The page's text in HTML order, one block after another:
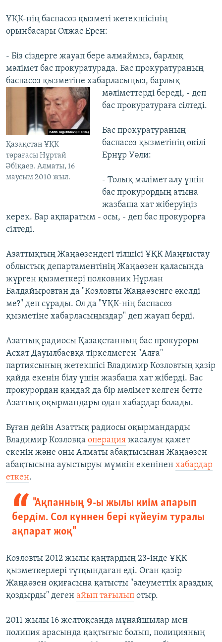
ҰҚК-нің баспасөз қызметі жетекшісінің
орынбасары Олжас Ерен:
- Біз сіздерге жауап бере алмаймыз, барлық
мәлімет бас прокуратурада. Бас прокуратураның
баспасөз қызметіне хабарласыңыз, барлық
мәліметтерді береді, -
Қазақстан ҰҚК
төрағасы Нұртай
Әбіқаев. Алматы, 16
маусым 2010 жыл.
деп
бас прокуратураға сілтеді.
Бас прокуратураның
баспасөз қызметінің өкілі
Ернұр Уәли:
- Толық мәлімет алу үшін
бас прокурордың атына
жазбаша хат жіберуіңіз
керек. Бар ақпаратым - осы, - деп бас прокурорға
сілтеді.
Азаттықтың Жаңаөзендегі тілшісі ҰҚК Маңғыстау
облыстық департаментінің Жаңаөзен қаласында
жүрген қызметкері полковник Нұрлан
Балдайыровтан да "Козловты Жаңаөзенге әкелді
ме?" деп сұрады. Ол да "ҰҚК-нің баспасөз
қызметіне хабарласыңыздар" деп жауап берді.
Азаттық радиосы Қазақстанның бас прокуроры
Асхат Дауылбаевқа тіркелмеген "Алға"
партиясының жетекшісі Владимир Козловтың қазір
қайда екенін білу үшін жазбаша хат жіберді. Бас
прокурордан қандай да бір мәлімет келген бетте
Азаттық оқырмандары одан хабардар болады.
Бұған дейін Азаттық радиосы оқырмандарды
Владимир Козловқа операция жасалуы қажет
екенін және оны Алматы абақтысынан Жаңаөзен
абақтысына ауыстыруы мүмкін екенінен хабардар
еткен.
"Ақпанның 9-ы жылы киім апарып
бердім. Сол күннен бері күйеуім туралы
ақпарат жоқ"
Козловты 2012 жылы қаңтардың 23-інде ҰҚК
қызметкерлері тұтқындаған еді. Оған қазір
Жаңаөзен оқиғасына қатысты "әлеуметтік араздық
қоздырды" деген айып тағылып отыр.
2011 жылы 16 желтоқсанда мұнайшылар мен
полиция арасында қақтығыс болып, полицияның